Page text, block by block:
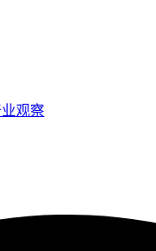
观察